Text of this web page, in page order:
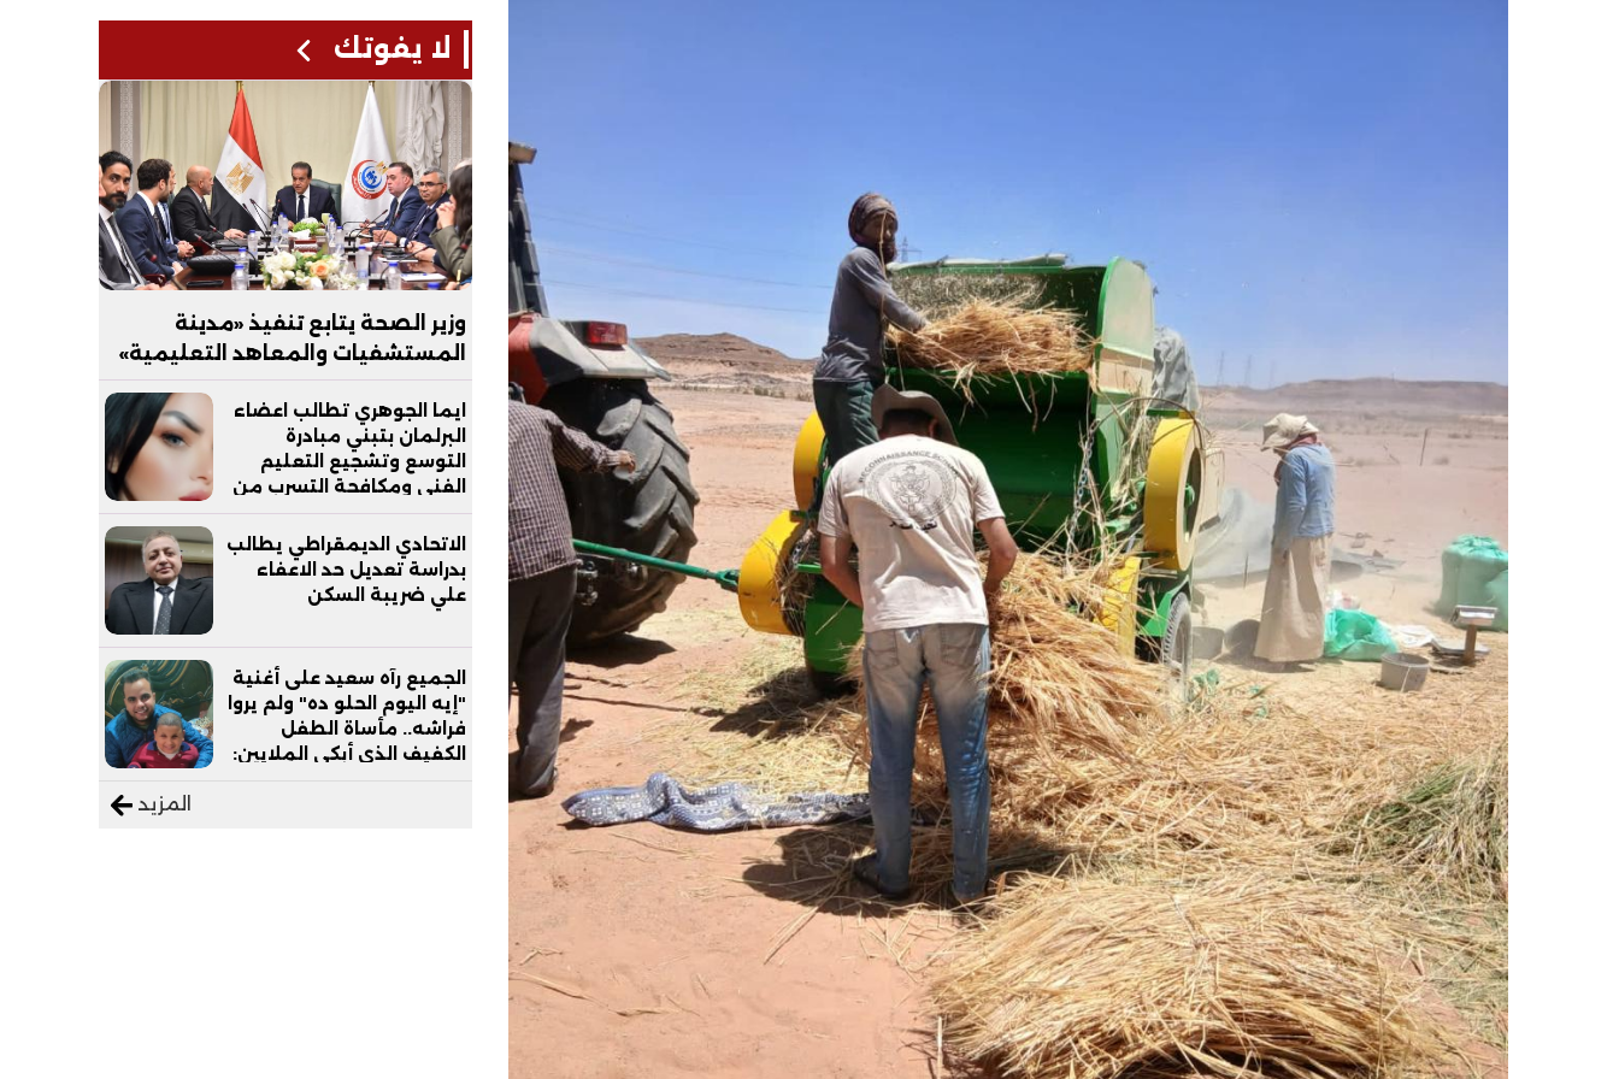
لا يفوتك
وزير الصحة يتابع تنفيذ «مدينة
المستشفيات والمعاهد التعليمية»
بالعاصمة الجديدة
ايما الجوهري تطالب اعضاء
البرلمان بتبني مبادرة
التوسع وتشجيع التعليم
الفني ومكافحة التسرب من
التعليم
الاتحادي الديمقراطي يطالب
بدراسة تعديل حد الاعفاء
علي ضريبة السكن
الجميع رآه سعيد على أغنية
"إيه اليوم الحلو ده" ولم يروا
فراشه.. مأساة الطفل
الكفيف الذي أبكى الملايين:
المزيد